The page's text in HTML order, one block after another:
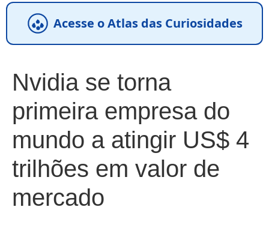
Acesse o Atlas das Curiosidades
Nvidia se torna
primeira empresa do
mundo a atingir US$ 4
trilhões em valor de
mercado